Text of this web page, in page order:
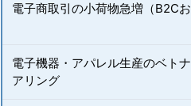
電子商取引の小荷物急増（B2Cお
電子機器・アパレル生産のベト
アリング